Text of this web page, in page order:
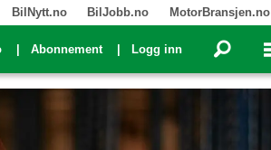
BilNytt.no BilJobb.no MotorBransjen.no
Abonnement Logg inn